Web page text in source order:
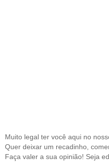
Muito legal ter você aqui no
Quer deixar um recadinho,
Faça valer a sua opinião! Seja